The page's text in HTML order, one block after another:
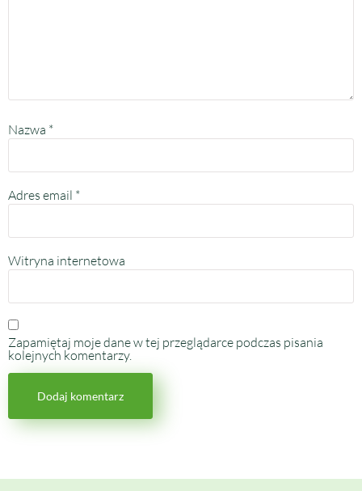
Nazwa *
Adres email *
Witryna internetowa
Zapamiętaj moje dane w tej przeglądarce podczas pisania
kolejnych komentarzy.